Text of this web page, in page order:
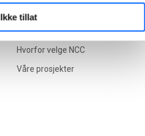
Ikke tillat
Våre tjenester
Våre tjenester
Hvorfor velge NCC
Våre prosjekter